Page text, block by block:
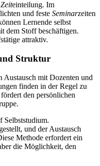
Zeiteinteilung. Im
und feste Seminarzeiten
Lernende selbst
dem Stoff beschäftigen.
attraktiv.
Struktur
Austausch mit Dozenten und
finden in der Regel zu
den persönlichen
Selbststudium.
und der Austausch
Methode erfordert ein
die Möglichkeit, den